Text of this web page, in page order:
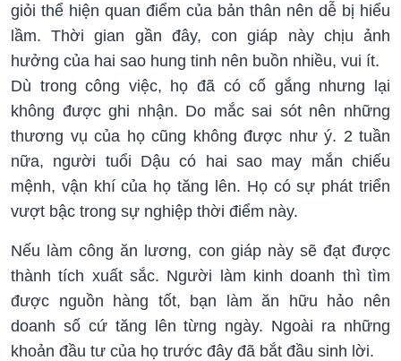
giỏi thể hiện quan điểm của bản thân nên dễ bị hiểu
lầm. Thời gian gần đây, con giáp này chịu ảnh
hưởng của hai sao hung tinh nên buồn nhiều, vui ít.
Dù trong công việc, họ đã có cố gắng nhưng lại
không được ghi nhận. Do mắc sai sót nên những
thương vụ của họ cũng không được như ý. 2 tuần
nữa, người tuổi Dậu có hai sao may mắn chiếu
mệnh, vận khí của họ tăng lên. Họ có sự phát triển
vượt bậc trong sự nghiệp thời điểm này.
Nếu làm công ăn lương, con giáp này sẽ đạt được
thành tích xuất sắc. Người làm kinh doanh thì tìm
được nguồn hàng tốt, bạn làm ăn hữu hảo nên
doanh số cứ tăng lên từng ngày. Ngoài ra những
khoản đầu tư của họ trước đây đã bắt đầu sinh lời.